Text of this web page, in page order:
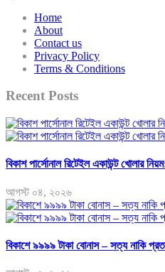
Home
About
Contact us
Privacy Policy
Terms & Conditions
Recent Posts
বিকাশ পার্সোনাল রিটেইল একাউন্ট খোলার
আগস্ট ০৪, ২০২৬
বিকাশে ৯৯৯৯ টাকা বোনাস – সত্য নাকি